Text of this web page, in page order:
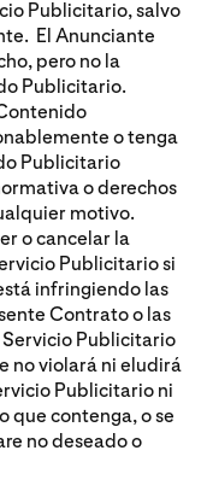
Publicitario, salvo
El Anunciante
pero no la
Publicitario.
o tenga
Publicitario
o derechos
motivo.
o cancelar la
Publicitario si
infringiendo las
Contrato o las
Publicitario
no violará ni eludirá
Publicitario ni
que contenga, o se
no deseado o